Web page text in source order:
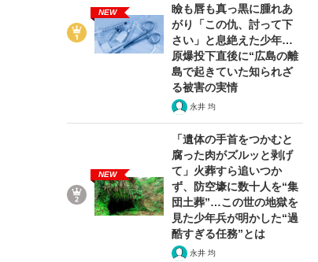
NEW
瞼も唇も真っ黒に腫れあ
がり「この仇、討って下
さい」と息絶えた少年…
原爆投下直後に“広島の離
島で起きていた知られざ
る被害の実情
永井 均
NEW
「遺体の手首をつかむと
腐った肉がズルッと剥げ
て」火葬すら追いつか
ず、防空壕に数十人を“集
団土葬”…この世の地獄を
見た少年兵が明かした“過
酷すぎる任務”とは
永井 均